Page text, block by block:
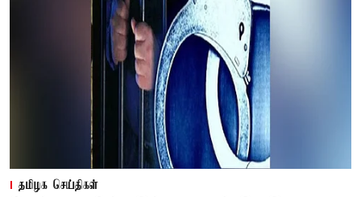
தமிழக செய்திகள்